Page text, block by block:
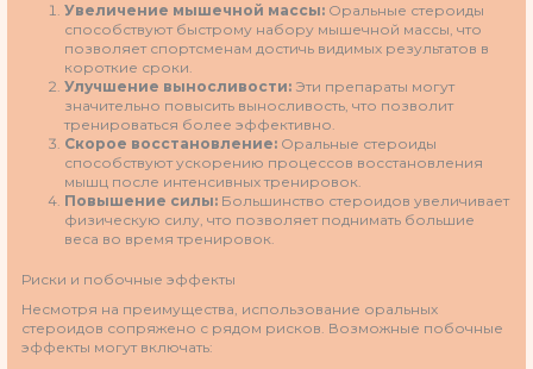
Увеличение мышечной массы: Оральные стероиды
способствуют быстрому набору мышечной массы, что
позволяет спортсменам достичь видимых результатов в
короткие сроки.
Улучшение выносливости: Эти препараты могут
значительно повысить выносливость, что позволит
тренироваться более эффективно.
Скорое восстановление: Оральные стероиды
способствуют ускорению процессов восстановления
мышц после интенсивных тренировок.
Повышение силы: Большинство стероидов увеличивает
физическую силу, что позволяет поднимать большие
веса во время тренировок.
Риски и побочные эффекты
Несмотря на преимущества, использование оральных
стероидов сопряжено с рядом рисков. Возможные побочные
эффекты могут включать: